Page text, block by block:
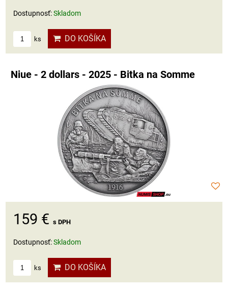
Dostupnosť:Skladom
ks DO KOŠÍKA
Niue - 2 dollars - 2025 - Bitka na Somme
159 € s DPH
Dostupnosť:Skladom
ks DO KOŠÍKA